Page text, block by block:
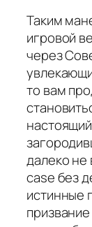
Таким
игровой
через
то вам
далеко не
case без
истинные